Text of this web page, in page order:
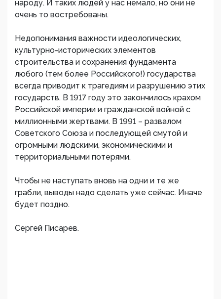
народу. И таких людей у нас немало, но они не
очень то востребованы.
Недопонимания важности идеологических,
культурно-исторических элементов
строительства и сохранения фундамента
любого (тем более Российского!) государства
всегда приводит к трагедиям и разрушению этих
государств. В 1917 году это закончилось крахом
Российской империи и гражданской войной с
миллионными жертвами. В 1991 – развалом
Советского Союза и последующей смутой и
огромными людскими, экономическими и
территориальными потерями.
Чтобы не наступать вновь на одни и те же
грабли, выводы надо сделать уже сейчас. Иначе
будет поздно.
Сергей Писарев.